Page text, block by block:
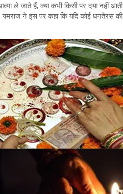
ले जाते हैं, क्या कभी किसी पर दया नहीं
यमराज ने इस पर कहा कि यदि कोई धनतेरस